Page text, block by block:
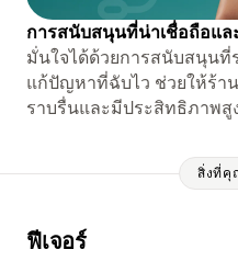
การสนับสนุนที่น่าเชื่อถือแล
มั่นใจได้ด้วยการสนับสนุนที่
แก้ปัญหาที่ฉับไว ช่วยให้ร้า
ราบรื่นและมีประสิทธิภาพสู
สิ่งที่คุ
ฟีเจอร์